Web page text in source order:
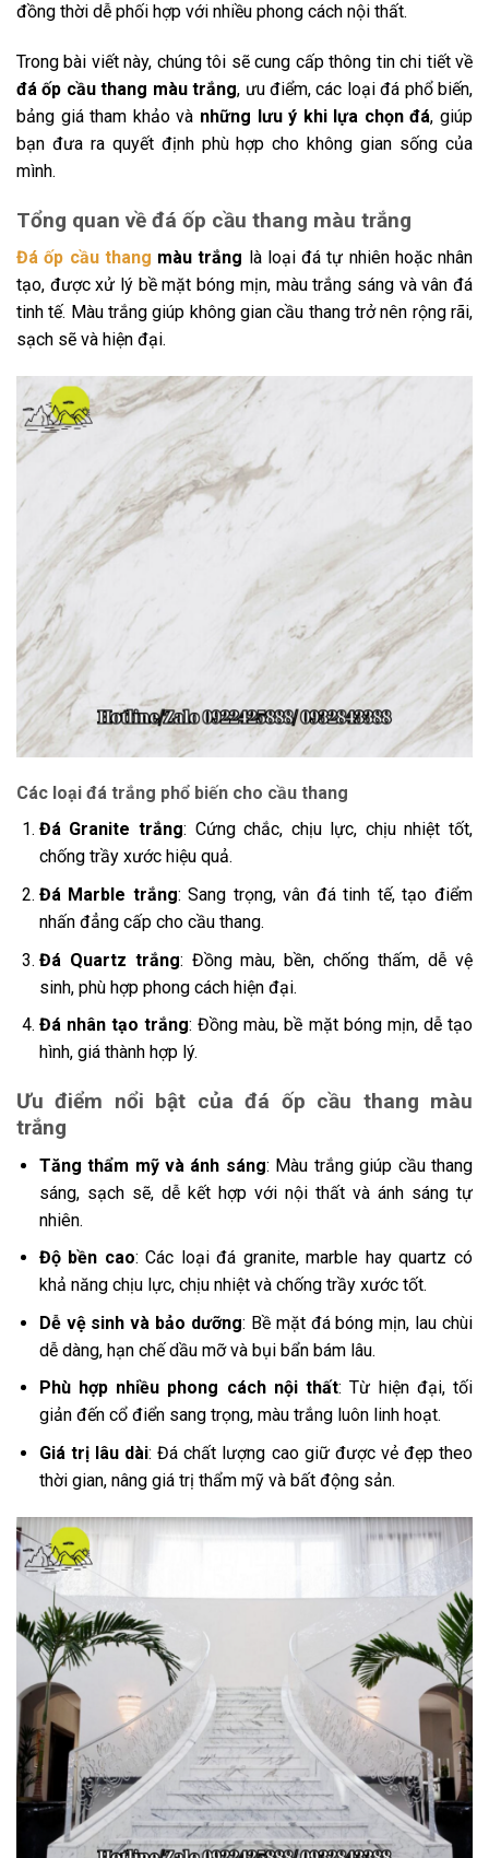
đồng thời dễ phối hợp với nhiều phong cách nội thất.
Trong bài viết này, chúng tôi sẽ cung cấp thông tin chi tiết về
đá ốp cầu thang màu trắng, ưu điểm, các loại đá phổ biến,
bảng giá tham khảo và những lưu ý khi lựa chọn đá, giúp
bạn đưa ra quyết định phù hợp cho không gian sống của
mình.
Tổng quan về đá ốp cầu thang màu trắng
Đá ốp cầu thang màu trắng là loại đá tự nhiên hoặc nhân
tạo, được xử lý bề mặt bóng mịn, màu trắng sáng và vân đá
tinh tế. Màu trắng giúp không gian cầu thang trở nên rộng rãi,
sạch sẽ và hiện đại.
Các loại đá trắng phổ biến cho cầu thang
Đá Granite trắng: Cứng chắc, chịu lực, chịu nhiệt tốt,
chống trầy xước hiệu quả.
Đá Marble trắng: Sang trọng, vân đá tinh tế, tạo điểm
nhấn đẳng cấp cho cầu thang.
Đá Quartz trắng: Đồng màu, bền, chống thấm, dễ vệ
sinh, phù hợp phong cách hiện đại.
Đá nhân tạo trắng: Đồng màu, bề mặt bóng mịn, dễ tạo
hình, giá thành hợp lý.
Ưu điểm nổi bật của đá ốp cầu thang màu
trắng
Tăng thẩm mỹ và ánh sáng: Màu trắng giúp cầu thang
sáng, sạch sẽ, dễ kết hợp với nội thất và ánh sáng tự
nhiên.
Độ bền cao: Các loại đá granite, marble hay quartz có
khả năng chịu lực, chịu nhiệt và chống trầy xước tốt.
Dễ vệ sinh và bảo dưỡng: Bề mặt đá bóng mịn, lau chùi
dễ dàng, hạn chế dầu mỡ và bụi bẩn bám lâu.
Phù hợp nhiều phong cách nội thất: Từ hiện đại, tối
giản đến cổ điển sang trọng, màu trắng luôn linh hoạt.
Giá trị lâu dài: Đá chất lượng cao giữ được vẻ đẹp theo
thời gian, nâng giá trị thẩm mỹ và bất động sản.